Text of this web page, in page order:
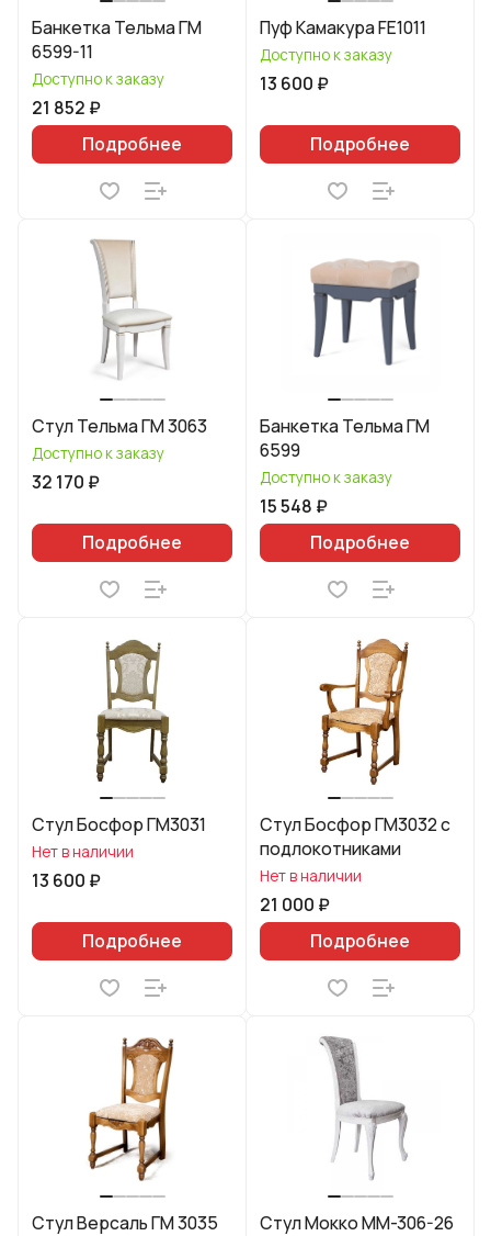
Банкетка Тельма ГМ
6599-11
Доступно к заказу
21 852 ₽
Подробнее
Пуф Камакура FE1011
Доступно к заказу
13 600 ₽
Подробнее
Стул Тельма ГМ 3063
Доступно к заказу
32 170 ₽
Подробнее
Банкетка Тельма ГМ
6599
Доступно к заказу
15 548 ₽
Подробнее
Стул Босфор ГМ3031
Нет в наличии
13 600 ₽
Подробнее
Стул Босфор ГМ3032 с
подлокотниками
Нет в наличии
21 000 ₽
Подробнее
Стул Версаль ГМ 3035 Стул Мокко ММ-306-26